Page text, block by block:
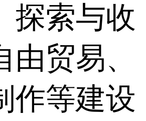
探索与收
由贸易、
作等建设